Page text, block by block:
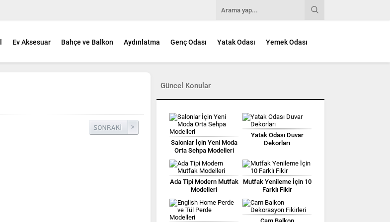
Ev Aksesuar Bahçe ve Balkon Aydınlatma Genç Odası Yatak Odası Yemek Odası
Güncel Konular
Salonlar İçin Yeni Moda
Orta Sehpa Modelleri
Yatak Odası Duvar
Dekorları
Ada Tipi Modern Mutfak
Modelleri
Mutfak Yenileme İçin 10
Farklı Fikir